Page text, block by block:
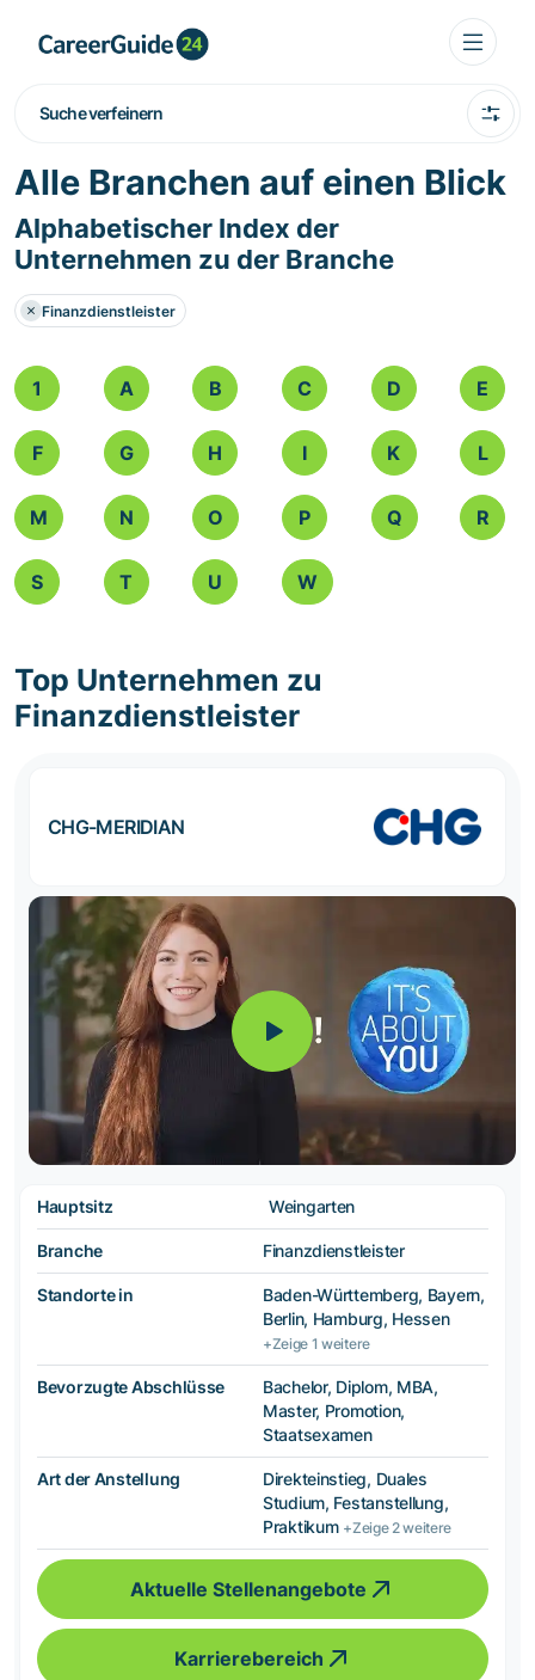
Suche verfeinern
Alle Branchen auf einen Blick
Alphabetischer Index der
Unternehmen zu der Branche
Finanzdienstleister
1 A B C D E
F G H I K L
M N O P Q R
S T U W
Top Unternehmen zu
Finanzdienstleister
CHG-MERIDIAN
Hauptsitz Weingarten
Branche Finanzdienstleister
Standorte in
Baden-Württemberg, Bayern,
Berlin, Hamburg, Hessen
+Zeige 1 weitere
Bevorzugte Abschlüsse
Bachelor, Diplom, MBA,
Master, Promotion,
Staatsexamen
Art der Anstellung
Direkteinstieg, Duales
Studium, Festanstellung,
Praktikum +Zeige 2 weitere
Aktuelle Stellenangebote
Karrierebereich